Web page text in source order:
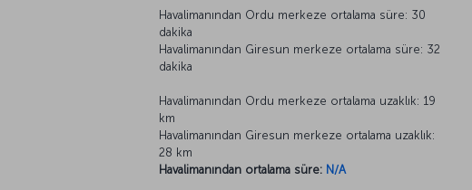
Havalimanından Ordu merkeze ortalama süre: 30
dakika
Havalimanından Giresun merkeze ortalama süre: 32
dakika
Havalimanından Ordu merkeze ortalama uzaklık: 19
km
Havalimanından Giresun merkeze ortalama uzaklık:
28 km
Havalimanından ortalama süre: N/A